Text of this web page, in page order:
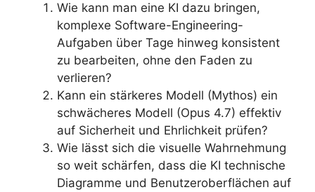
Wie kann man eine KI dazu bringen,
komplexe Software-Engineering-
Aufgaben über Tage hinweg konsistent
zu bearbeiten, ohne den Faden zu
verlieren?
Kann ein stärkeres Modell (Mythos) ein
schwächeres Modell (Opus 4.7) effektiv
auf Sicherheit und Ehrlichkeit prüfen?
Wie lässt sich die visuelle Wahrnehmung
so weit schärfen, dass die KI technische
Diagramme und Benutzeroberflächen auf